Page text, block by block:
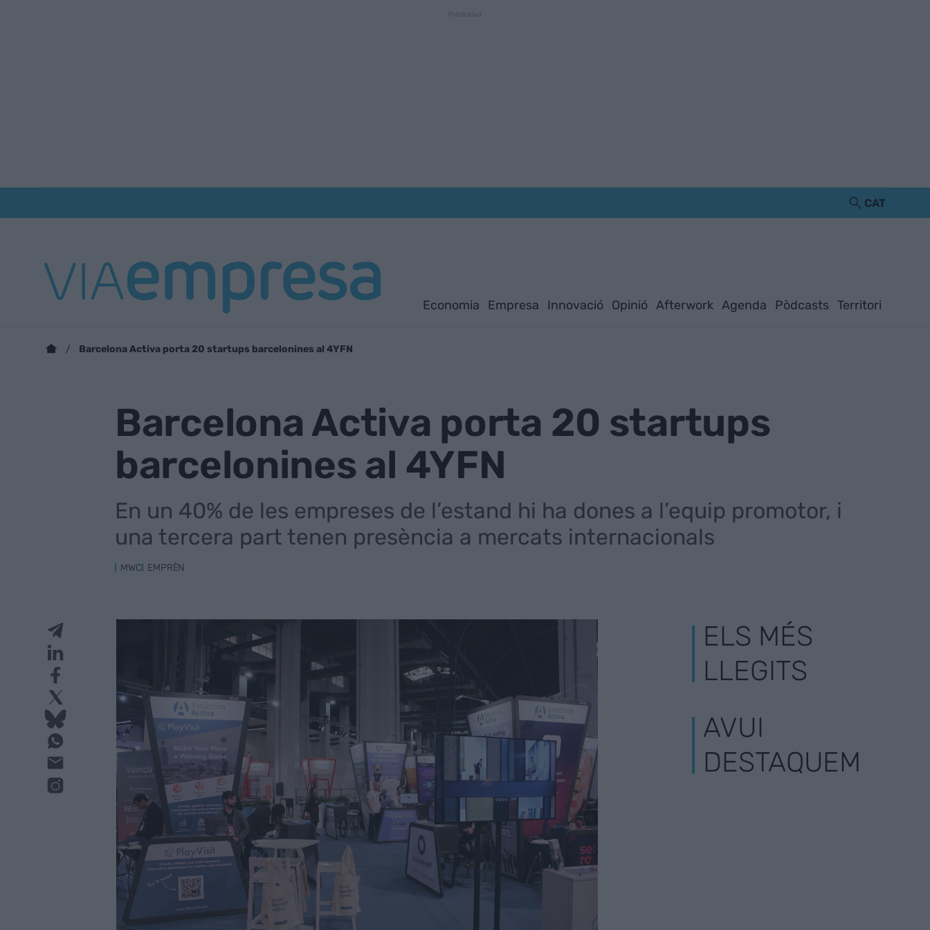
CAT
Economia Empresa Innovació Opinió Afterwork Agenda Pòdcasts Territori
Barcelona Activa porta 20 startups barcelonines al 4YFN
Barcelona Activa porta 20 startups
barcelonines al 4YFN
En un 40% de les empreses de l’estand hi ha dones a l’equip promotor, i
una tercera part tenen presència a mercats internacionals
MWC EMPRÈN
ELS MÉS
LLEGITS
AVUI
DESTAQUEM